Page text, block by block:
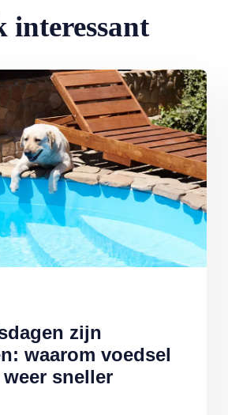
interessant
zijn
waarom voedsel
sneller
zijn begonnen: waarom voedsel